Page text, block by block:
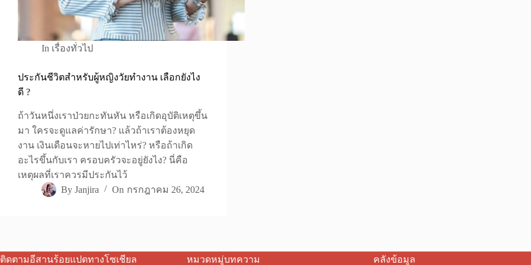
In เรื่องทั่วไป
ประกันชีวิตสำหรับผู้หญิงวัยทำงาน เลือกยังไง
ดี ?
ถ้าวันหนึ่งเราป่วยกะทันหัน หรือเกิดอุบัติเหตุขึ้น
มา ใครจะดูแลค่ารักษา? แล้วถ้าเราต้องหยุด
งาน เงินเดือนจะหายไปเท่าไหร่? หรือถ้าเกิด
อะไรขึ้นกับเรา ครอบครัวจะอยู่ยังไง? นี่คือ
เหตุผลที่เราควรมีประกันไว้
By Janjira On กรกฎาคม 26, 2024
ติดตามอีสานร้อยแปดทางโซเชียล หมวดหมู่บทความ คลังข้อมูล